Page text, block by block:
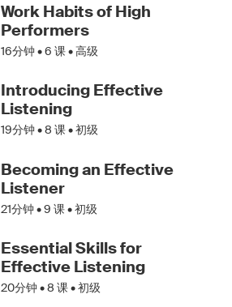
Work Habits of High
Performers
16分钟 •6 课 • 高级
Introducing Effective
Listening
19分钟 •8 课 • 初级
Becoming an Effective
Listener
21分钟 •9 课 • 初级
Essential Skills for
Effective Listening
20分钟 •8 课 • 初级